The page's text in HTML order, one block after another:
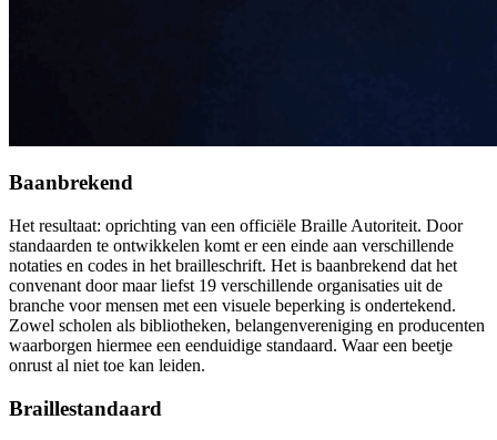
Baanbrekend
Het resultaat: oprichting van een officiële Braille Autoriteit. Door
standaarden te ontwikkelen komt er een einde aan verschillende
notaties en codes in het brailleschrift. Het is baanbrekend dat het
convenant door maar liefst 19 verschillende organisaties uit de
branche voor mensen met een visuele beperking is ondertekend.
Zowel scholen als bibliotheken, belangenvereniging en producenten
waarborgen hiermee een eenduidige standaard. Waar een beetje
onrust al niet toe kan leiden.
Braillestandaard